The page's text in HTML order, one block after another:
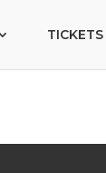
TICKETS